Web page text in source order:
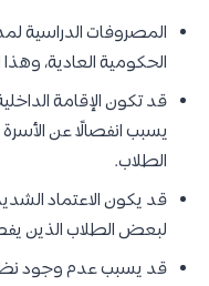
الحكومية العادية،
قد تكون الإقامة
يسبب انفصالًا عن
الطلاب.
قد يكون الاعتماد
لبعض الطلاب الذين
قد يسبب عدم وجود